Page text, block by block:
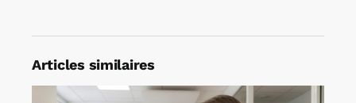
Articles similaires